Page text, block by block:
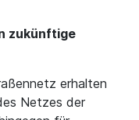
zukünftige
erhalten
Netzes der